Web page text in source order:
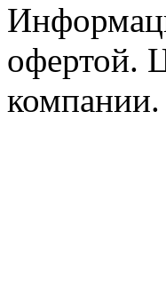
офертой.
компании.